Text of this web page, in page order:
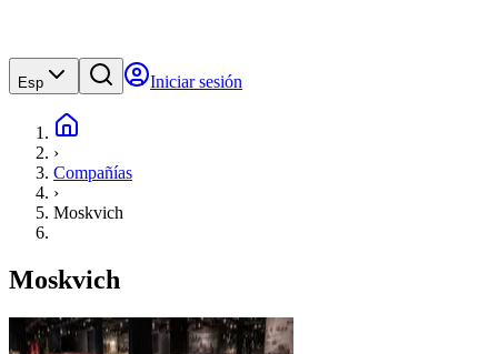
Esp Iniciar sesión
›
Compañías
›
Moskvich
Moskvich